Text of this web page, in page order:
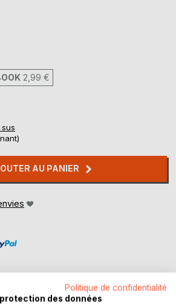
2,99 €
sus
AU PANIER
Politique de confidentialité
des données